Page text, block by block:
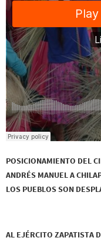
POSICIONAMIENTO DEL
ANDRÉS MANUEL A
LOS PUEBLOS SON
AL EJÉRCITO ZAPATISTA